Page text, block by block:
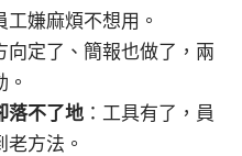
嫌麻煩不想用。
向定了、簡報也做了，兩
落不了地 ：工具有了，員
方法。